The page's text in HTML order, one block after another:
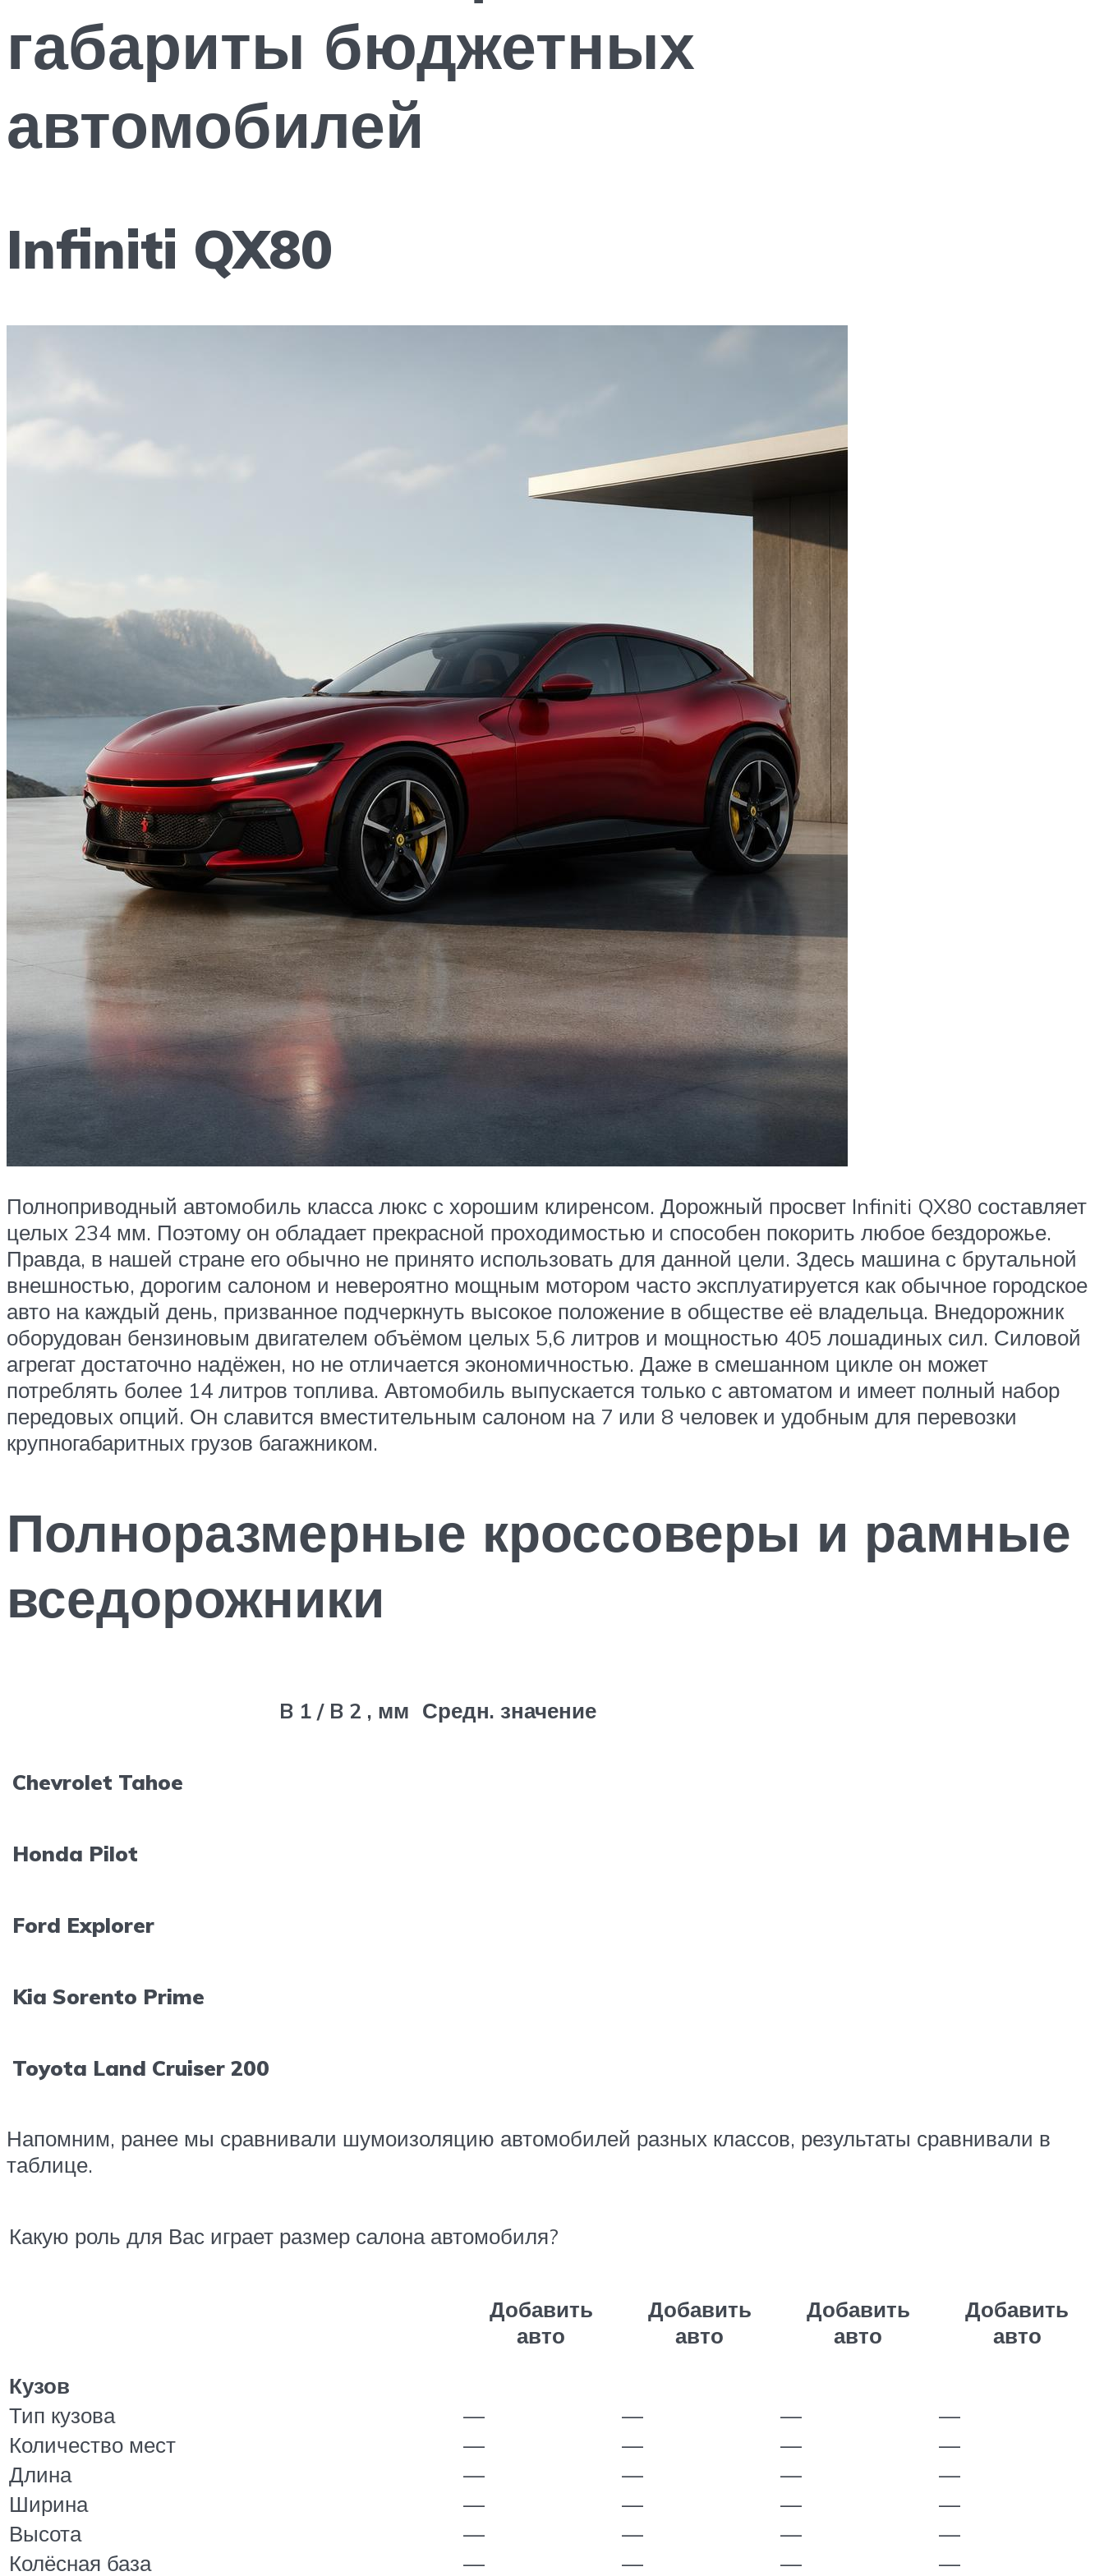
габариты бюджетных
автомобилей
Infiniti QX80
Полноприводный автомобиль класса люкс с хорошим клиренсом. Дорожный просвет Infiniti QX80 составляет
целых 234 мм. Поэтому он обладает прекрасной проходимостью и способен покорить любое бездорожье.
Правда, в нашей стране его обычно не принято использовать для данной цели. Здесь машина с брутальной
внешностью, дорогим салоном и невероятно мощным мотором часто эксплуатируется как обычное городское
авто на каждый день, призванное подчеркнуть высокое положение в обществе её владельца. Внедорожник
оборудован бензиновым двигателем объёмом целых 5,6 литров и мощностью 405 лошадиных сил. Силовой
агрегат достаточно надёжен, но не отличается экономичностью. Даже в смешанном цикле он может
потреблять более 14 литров топлива. Автомобиль выпускается только с автоматом и имеет полный набор
передовых опций. Он славится вместительным салоном на 7 или 8 человек и удобным для перевозки
крупногабаритных грузов багажником.
Полноразмерные кроссоверы и рамные
вседорожники
B 1 / B 2 , мм Средн. значение
Chevrolet Tahoe
Honda Pilot
Ford Explorer
Kia Sorento Prime
Toyota Land Cruiser 200
Напомним, ранее мы сравнивали шумоизоляцию автомобилей разных классов, результаты сравнивали в
таблице.
Какую роль для Вас играет размер салона автомобиля?
Добавить
авто
Добавить
авто
Добавить
авто
Добавить
авто
Кузов
Тип кузова
— — —
—
Количество мест
— — —
—
Длина
— — —
—
Ширина
— — —
—
Высота
— — —
—
Колёсная база
— — — —